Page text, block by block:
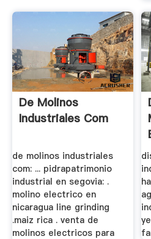
De Molinos
Industriales Com
de molinos industriales
com: ... pidrapatrimonio
industrial en segovia: .
molino electrico en
nicaragua line grinding
.maiz rica . venta de
molinos electricos para